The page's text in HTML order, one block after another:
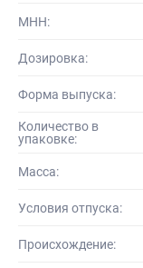
МНН:
Дозировка:
Форма выпуска:
Количество в
упаковке:
Масса:
Условия отпуска:
Происхождение: